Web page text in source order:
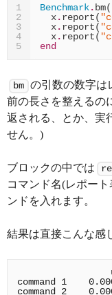
1
2
3
4
5
Benchmark. bm(
x.report(
x.report(
x.report(
end
bm の引数の数字は
前の長さを整えるの
返される、とか、実
せん。)
ブロックの中では
コマンド名(レポート
ンドを入れます。
結果は直接こんな感
command 1
command 2